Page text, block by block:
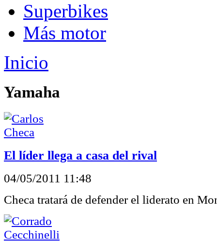
Superbikes
Más motor
Inicio
Yamaha
El líder llega a casa del rival
04/05/2011 11:48
Checa tratará de defender el liderato en